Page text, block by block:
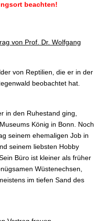
beachten!
von Prof. Dr. Wolfgang
von Reptilien, die er in der
beobachtet hat.
in den Ruhestand ging,
König in Bonn. Noch
seinem ehemaligen Job in
seinem liebsten Hobby
Büro ist kleiner als früher
Wüstenechsen,
im tiefen Sand des